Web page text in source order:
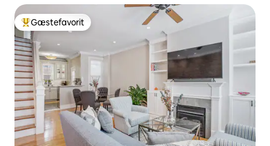
Bedste gæstefavorit
Gæstefavorit